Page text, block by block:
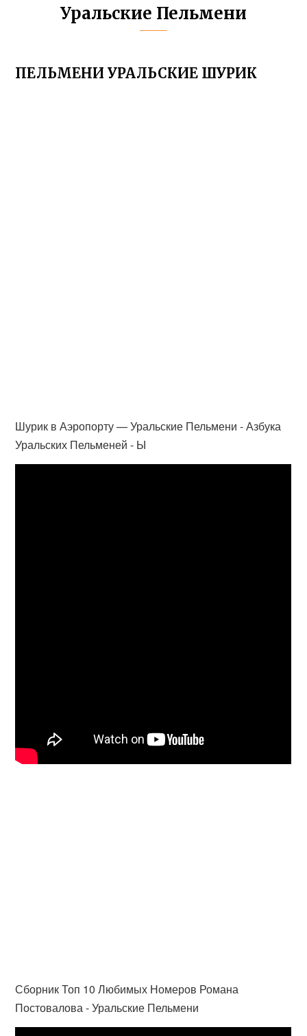
Уральские Пельмени
ПЕЛЬМЕНИ УРАЛЬСКИЕ ШУРИК
Шурик в Аэропорту — Уральские Пельмени - Азбука
Уральских Пельменей - Ы
Сборник Топ 10 Любимых Номеров Романа
Постовалова - Уральские Пельмени